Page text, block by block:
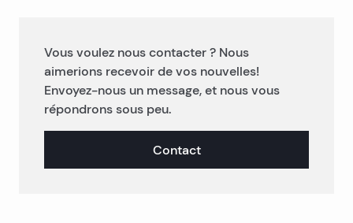
Vous voulez nous contacter ? Nous
aimerions recevoir de vos nouvelles!
Envoyez-nous un message, et nous vous
répondrons sous peu.
Contact